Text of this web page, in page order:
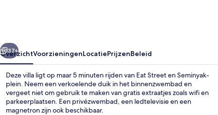
Hospitality
Volgende
37+
OverzichtVoorzieningenLocatiePrijzenBeleid
Deze villa ligt op maar 5 minuten rijden van Eat Street en Seminyak-
plein. Neem een verkoelende duik in het binnenzwembad en
vergeet niet om gebruik te maken van gratis extraatjes zoals wifi en
parkeerplaatsen. Een privézwembad, een ledtelevisie en een
magnetron zijn ook beschikbaar.